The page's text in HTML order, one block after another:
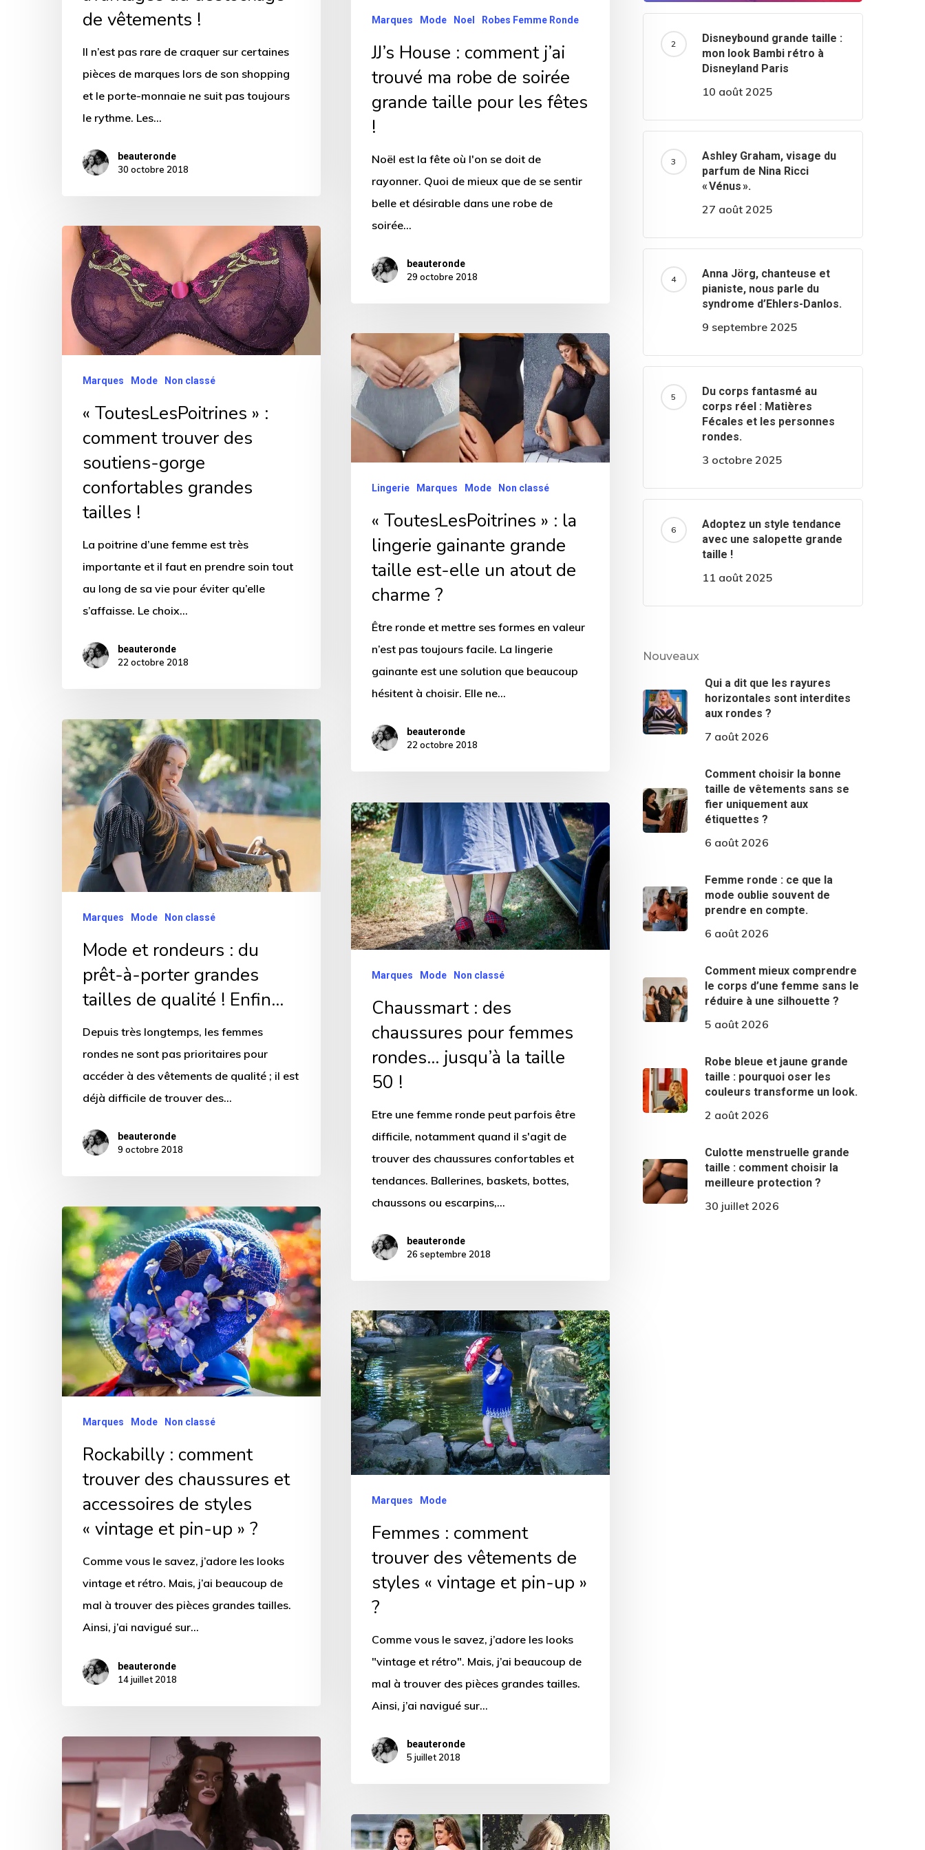
de vêtements !
Il n’est pas rare de craquer sur certaines
pièces de marques lors de son shopping
et le porte-monnaie ne suit pas toujours
le rythme. Les…
beauteronde
30 octobre 2018
taille
pour
fêtes
Marques Mode Noel Robes Femme Ronde
JJ’s House : comment j’ai
trouvé ma robe de soirée
grande taille pour les fêtes
!
Noël est la fête où l'on se doit de
rayonner. Quoi de mieux que de se sentir
belle et désirable dans une robe de
soirée…
beauteronde
29 octobre 2018
« ToutesLesPoitrines »
comment
trouver
des
soutiens-
confortables
grandes
tailles
Marques Mode Non classé
« ToutesLesPoitrines » :
comment trouver des
soutiens-gorge
confortables grandes
tailles !
La poitrine d’une femme est très
importante et il faut en prendre soin tout
au long de sa vie pour éviter qu’elle
s’affaisse. Le choix…
beauteronde
22 octobre 2018
« ToutesLesPoitrines »
:
la
lingerie
gainante
atout
Lingerie Marques Mode Non classé
« ToutesLesPoitrines » : la
lingerie gainante grande
taille est-elle un atout de
charme ?
Être ronde et mettre ses formes en valeur
n’est pas toujours facile. La lingerie
gainante est une solution que beaucoup
hésitent à choisir. Elle ne…
beauteronde
22 octobre 2018
Mode
et
rondeurs
:
porter
qualité
Marques Mode Non classé
Mode et rondeurs : du
prêt-à-porter grandes
tailles de qualité ! Enfin…
Depuis très longtemps, les femmes
rondes ne sont pas prioritaires pour
accéder à des vêtements de qualité ; il est
déjà difficile de trouver des…
beauteronde
9 octobre 2018
Chaussmart
:
des
chaussures
pour
femmes
rondes…
taille
Marques Mode Non classé
Chaussmart : des
chaussures pour femmes
rondes… jusqu’à la taille
50 !
Etre une femme ronde peut parfois être
difficile, notamment quand il s'agit de
trouver des chaussures confortables et
tendances. Ballerines, baskets, bottes,
chaussons ou escarpins,…
beauteronde
26 septembre 2018
Rockabilly
comment
trouver
des
chaussures
et
accessoires
de
styles
Marques Mode Non classé
Rockabilly : comment
trouver des chaussures et
accessoires de styles
« vintage et pin-up » ?
Comme vous le savez, j’adore les looks
vintage et rétro. Mais, j’ai beaucoup de
mal à trouver des pièces grandes tailles.
Ainsi, j’ai navigué sur…
beauteronde
14 juillet 2018
Femmes
:
comment
trouver
des
vêtements
de
styles
« vintage
Marques Mode
Femmes : comment
trouver des vêtements de
styles « vintage et pin-up »
?
Comme vous le savez, j’adore les looks
"vintage et rétro". Mais, j’ai beaucoup de
mal à trouver des pièces grandes tailles.
Ainsi, j’ai navigué sur…
beauteronde
5 juillet 2018
prône
la
diversité
avec
Mode
années
Disneybound grande taille :
mon look Bambi rétro à
Disneyland Paris
10 août 2025
Ashley Graham, visage du
parfum de Nina Ricci
« Vénus ».
27 août 2025
Anna Jörg, chanteuse et
pianiste, nous parle du
syndrome d’Ehlers-Danlos.
9 septembre 2025
Du corps fantasmé au
corps réel : Matières
Fécales et les personnes
rondes.
3 octobre 2025
Adoptez un style tendance
avec une salopette grande
taille !
11 août 2025
Nouveaux
Qui a dit que les rayures
horizontales sont interdites
aux rondes ?
7 août 2026
Comment choisir la bonne
taille de vêtements sans se
fier uniquement aux
étiquettes ?
6 août 2026
Femme ronde : ce que la
mode oublie souvent de
prendre en compte.
6 août 2026
Comment mieux comprendre
le corps d’une femme sans le
réduire à une silhouette ?
5 août 2026
Robe bleue et jaune grande
taille : pourquoi oser les
couleurs transforme un look.
2 août 2026
Culotte menstruelle grande
taille : comment choisir la
meilleure protection ?
30 juillet 2026